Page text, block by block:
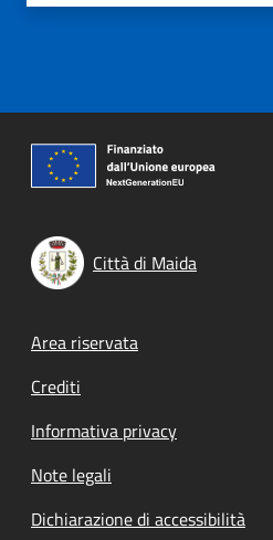
Città di Maida
Footer menu
Area riservata
Crediti
Informativa privacy
Note legali
Dichiarazione di accessibilità